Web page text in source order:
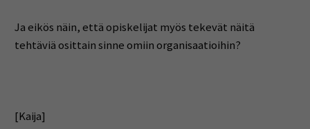
Ja eikös näin, että opiskelijat myös tekevät näitä
tehtäviä osittain sinne omiin organisaatioihin?
[Kaija]